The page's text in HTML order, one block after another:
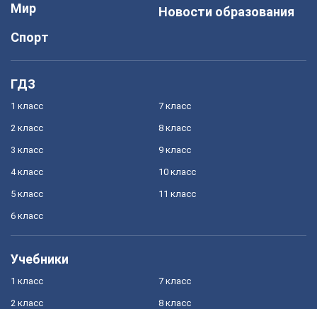
Мир
Спорт
Новости образования
ГДЗ
1 класс
2 класс
3 класс
4 класс
5 класс
6 класс
7 класс
8 класс
9 класс
10 класс
11 класс
Учебники
1 класс
2 класс
7 класс
8 класс